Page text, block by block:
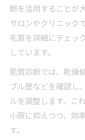
断を活用することが
サロンやクリニック
毛質を詳細にチェッ
しています。
肌質診断では、乾燥
ブル歴などを確認し
ルを調整します。こ
小限に抑えつつ、効
す。